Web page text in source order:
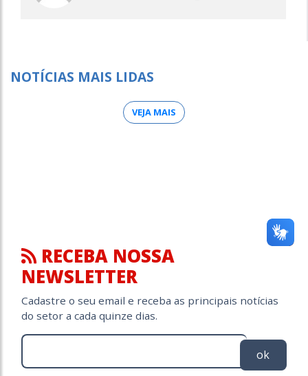
NOTÍCIAS MAIS LIDAS
VEJA MAIS
RECEBA NOSSA
NEWSLETTER
Cadastre o seu email e receba as principais notícias
do setor a cada quinze dias.
ok